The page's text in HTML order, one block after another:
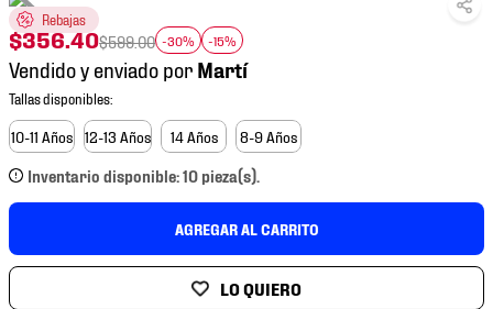
Rebajas
$356.40$599.00 -30% -15%
Vendido y enviado por
10-11 Años 12-13 Años 14 Años 8-9 Años
Inventario disponible: 10 pieza(s).
AGREGAR AL CARRITO
2.
tenis hombre
3.
tenis
4
tenis futbol
5 .
jersey
6.
mochila
7.
mochilas